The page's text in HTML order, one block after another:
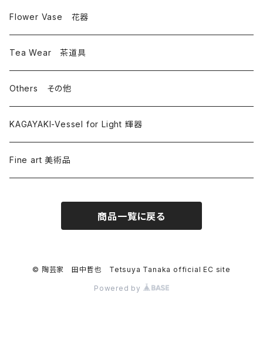
Flower Vase 花器
Tea Wear 茶道具
Others その他
KAGAYAKI-Vessel for Light 輝器
Fine art 美術品
商品一覧に戻る
© 陶芸家 田中哲也 Tetsuya Tanaka official EC site
Powered by